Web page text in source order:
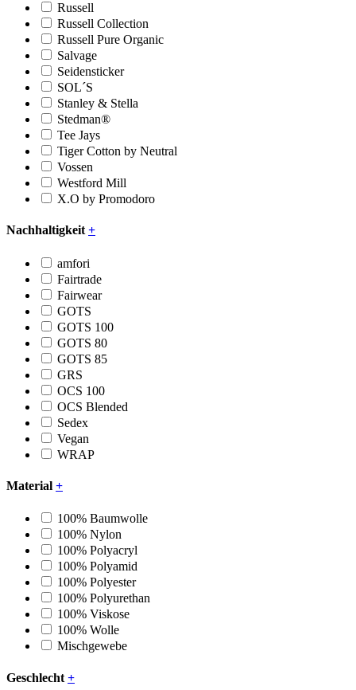
Russell
Russell Collection
Russell Pure Organic
Salvage
Seidensticker
SOL´S
Stanley & Stella
Stedman®
Tee Jays
Tiger Cotton by Neutral
Vossen
Westford Mill
X.O by Promodoro
Nachhaltigkeit+
amfori
Fairtrade
Fairwear
GOTS
GOTS 100
GOTS 80
GOTS 85
GRS
OCS 100
OCS Blended
Sedex
Vegan
WRAP
Material +
100% Baumwolle
100% Nylon
100% Polyacryl
100% Polyamid
100% Polyester
100% Polyurethan
100% Viskose
100% Wolle
Mischgewebe
Geschlecht +